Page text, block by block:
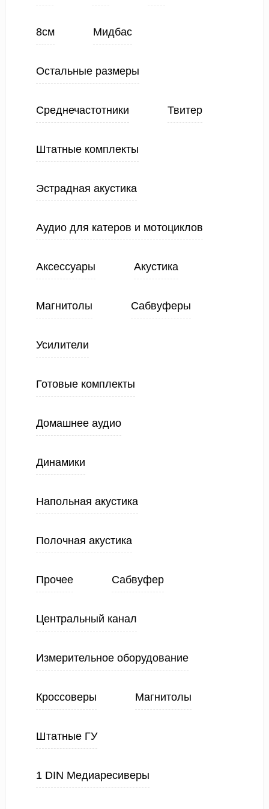
8см Мидбас
Остальные размеры
Среднечастотники Твитер
Штатные комплекты
Эстрадная акустика
Аудио для катеров и мотоциклов
Аксессуары Акустика
Магнитолы Сабвуферы
Усилители
Готовые комплекты
Домашнее аудио
Динамики
Напольная акустика
Полочная акустика
Прочее Сабвуфер
Центральный канал
Измерительное оборудование
Кроссоверы Магнитолы
Штатные ГУ
1 DIN Медиаресиверы